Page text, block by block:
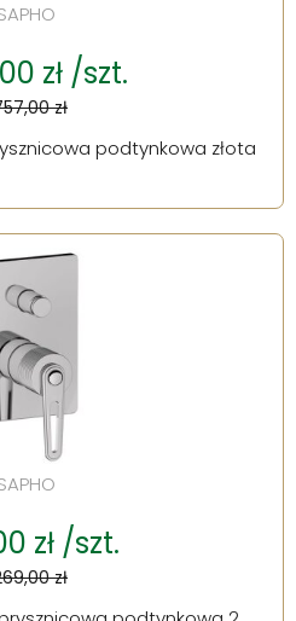
zł /szt.
zł
podtynkowa złota
zł /szt.
zł